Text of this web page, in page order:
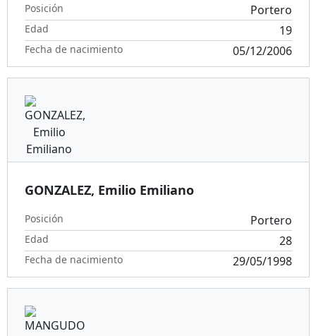
Posición Portero
Edad 19
Fecha de nacimiento 05/12/2006
GONZALEZ, Emilio Emiliano
Posición Portero
Edad 28
Fecha de nacimiento 29/05/1998